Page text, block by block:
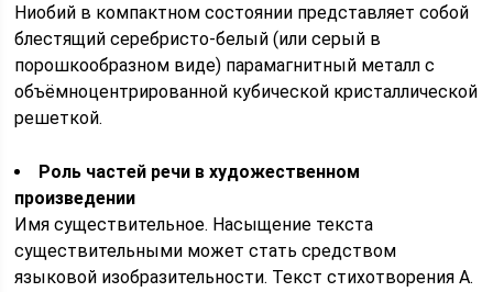
Ниобий в компактном состоянии представляет собой
блестящий серебристо-белый (или серый в
порошкообразном виде) парамагнитный металл с
объёмноцентрированной кубической кристаллической
решеткой.
Роль частей речи в художественном
произведении
Имя существительное. Насыщение текста
существительными может стать средством
языковой изобразительности. Текст стихотворения А.